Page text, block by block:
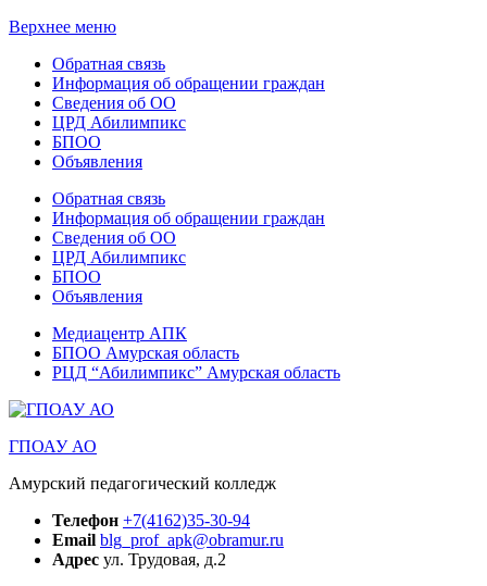
Верхнее меню
Обратная связь
Информация об обращении граждан
Сведения об ОО
ЦРД Абилимпикс
БПОО
Объявления
Обратная связь
Информация об обращении граждан
Сведения об ОО
ЦРД Абилимпикс
БПОО
Объявления
Медиацентр АПК
БПОО Амурская область
РЦД “Абилимпикс” Амурская область
ГПОАУ АО
Амурский педагогический колледж
Телефон +7(4162)35-30-94
Email blg_prof_apk@obramur.ru
Адрес ул. Трудовая, д.2